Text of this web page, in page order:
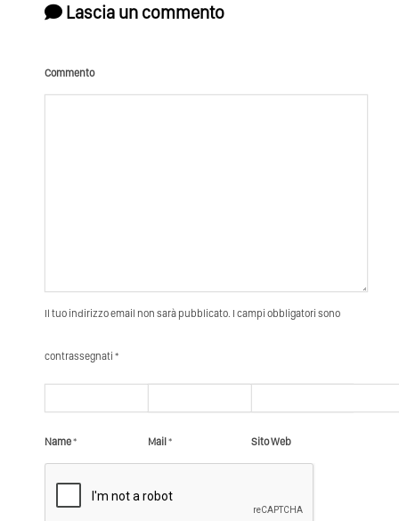
Lascia un commento
Commento
Il tuo indirizzo email non sarà pubblicato. I campi obbligatori sono
contrassegnati *
Name* Mail* Sito Web